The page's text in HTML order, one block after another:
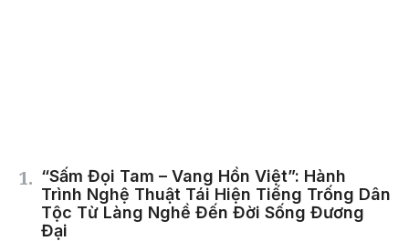
“Sấm Đọi Tam – Vang Hồn Việt”: Hành
Trình Nghệ Thuật Tái Hiện Tiếng Trống Dân
Tộc Từ Làng Nghề Đến Đời Sống Đương
Đại